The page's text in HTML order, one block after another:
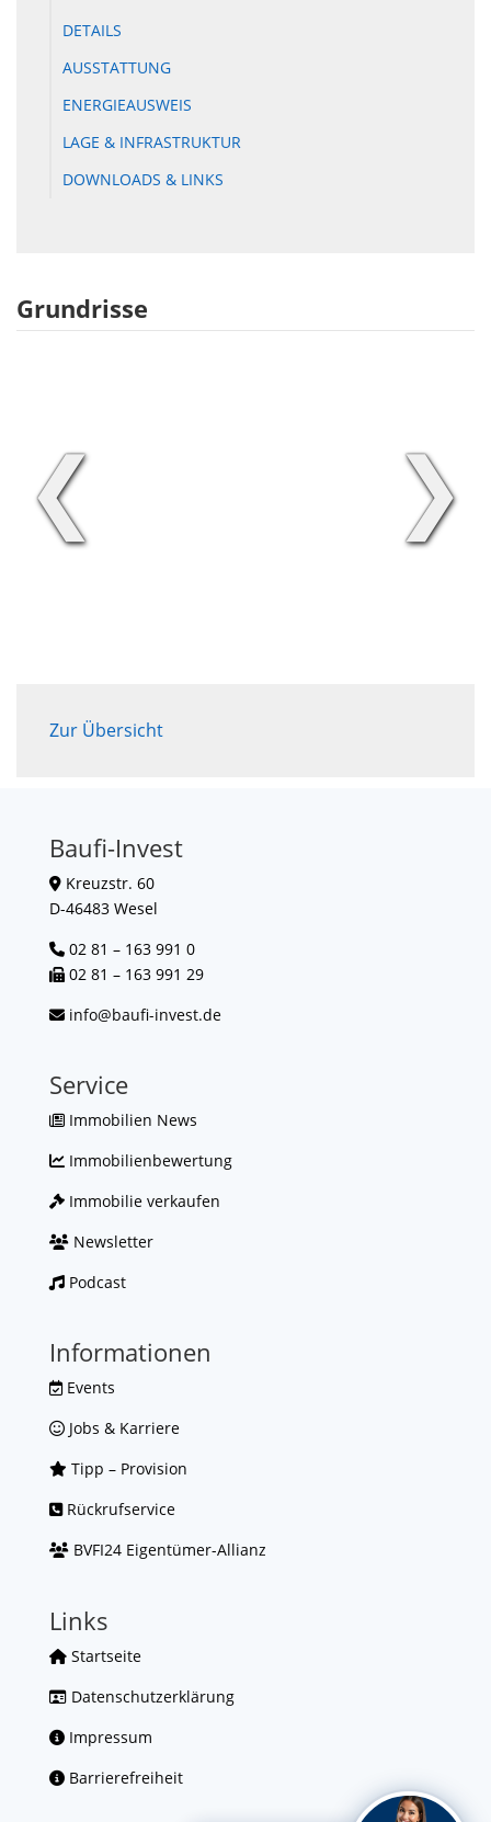
DETAILS
AUSSTATTUNG
ENERGIEAUSWEIS
LAGE & INFRASTRUKTUR
DOWNLOADS & LINKS
Grundrisse
❮ ❯
Zur Übersicht
Baufi-Invest
Kreuzstr. 60
D-46483 Wesel
02 81 – 163 991 0
02 81 – 163 991 29
info@baufi-invest.de
Service
Immobilien News
Immobilienbewertung
Immobilie verkaufen
Newsletter
Podcast
Informationen
Events
Jobs & Karriere
Tipp – Provision
Rückrufservice
BVFI24 Eigentümer-Allianz
Links
Startseite
Datenschutzerklärung
Impressum
Barrierefreiheit